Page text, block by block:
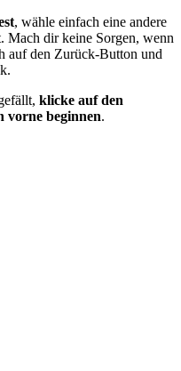
, wähle einfach eine andere
Mach dir keine Sorgen, wenn
auf den Zurück-Button und
klicke auf den
vorne beginnen.